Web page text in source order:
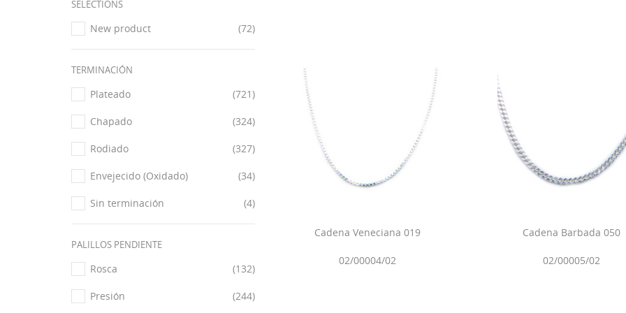
SELECTIONS
New product (72)
TERMINACIÓN
Plateado (721)
Chapado (324)
Rodiado (327)
Envejecido (Oxidado) (34)
Sin terminación (4)
PALILLOS PENDIENTE
Rosca (132)
Presión (244)
Cadena Veneciana 019
02/00004/02
Cadena Barbada 050
02/00005/02